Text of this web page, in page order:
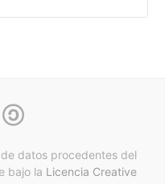
datos procedentes del
bajo la Licencia Creative